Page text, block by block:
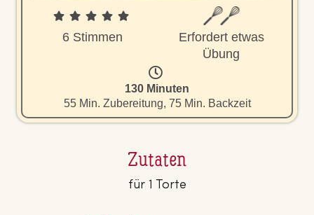
6 Stimmen
Erfordert etwas
Übung
130 Minuten
55 Min. Zubereitung, 75 Min. Backzeit
Zutaten
für 1 Torte